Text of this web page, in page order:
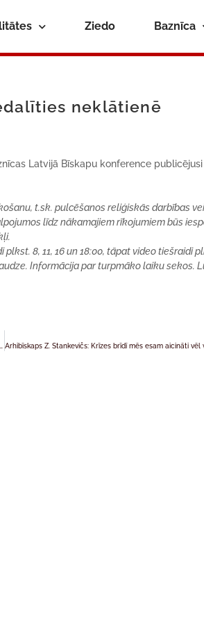
Ziedo Baznīca
neklātienē
Latvijā Bīskapu konference
t.sk. pulcēšanos reliģiskās darbības
līdz nākamajiem rīkojumiem būs
8, 11, 16 un 18:00, tāpat video tiešraidi
Informācija par turpmāko laiku sekos.